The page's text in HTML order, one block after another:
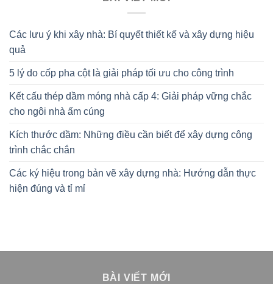
Các lưu ý khi xây nhà: Bí quyết thiết kế và xây dựng hiệu
quả
5 lý do cốp pha cột là giải pháp tối ưu cho công trình
Kết cấu thép dầm móng nhà cấp 4: Giải pháp vững chắc
cho ngôi nhà ấm cúng
Kích thước dầm: Những điều cần biết để xây dựng công
trình chắc chắn
Các ký hiệu trong bản vẽ xây dựng nhà: Hướng dẫn thực
hiện đúng và tỉ mỉ
BÀI VIẾT MỚI